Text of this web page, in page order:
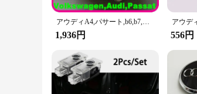
**Convenience and Value for Audi A4
As a wholesale vendor and supplier,
you to replace multiple filters at once.
our oil filter sets are designed to cater
**Reliability and Durability for the
Our oil filter elements are crafted with
allows for easy installation, and the
oil filter sets, you can trust that your
アウディA4,パサート,b6,b7,シュコダオクタビア,ゴルフ,ボラ,ジェッタmk2,mk3用の高品質アルミニウム燃料フィルター要素
1,936円 556円